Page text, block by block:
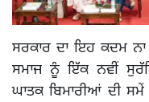
ਸਰਕਾਰ ਦਾ ਇਹ ਕਦਮ
ਸਮਾਜ ਨੂੰ ਇੱਕ ਨਵੀਂ
ਘਾਤਕ ਬਿਮਾਰੀਆਂ ਦੀ